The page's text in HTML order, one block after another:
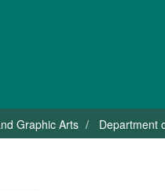
Graphic Arts Department